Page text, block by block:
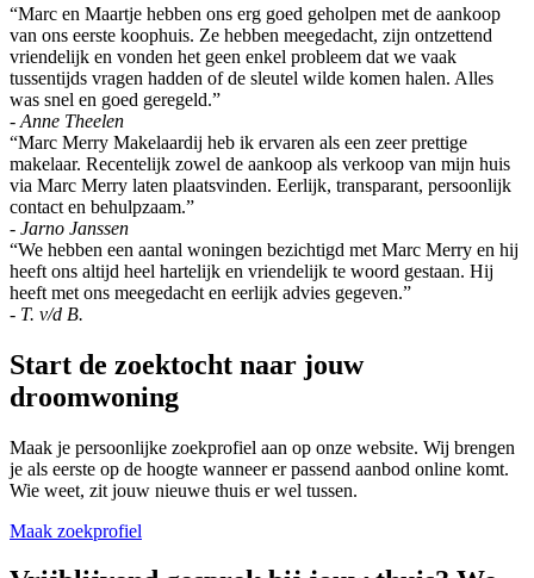
“Marc en Maartje hebben ons erg goed geholpen met de aankoop
van ons eerste koophuis. Ze hebben meegedacht, zijn ontzettend
vriendelijk en vonden het geen enkel probleem dat we vaak
tussentijds vragen hadden of de sleutel wilde komen halen. Alles
was snel en goed geregeld.”
- Anne Theelen
“Marc Merry Makelaardij heb ik ervaren als een zeer prettige
makelaar. Recentelijk zowel de aankoop als verkoop van mijn huis
via Marc Merry laten plaatsvinden. Eerlijk, transparant, persoonlijk
contact en behulpzaam.”
- Jarno Janssen
“We hebben een aantal woningen bezichtigd met Marc Merry en hij
heeft ons altijd heel hartelijk en vriendelijk te woord gestaan. Hij
heeft met ons meegedacht en eerlijk advies gegeven.”
- T. v/d B.
Start de zoektocht naar jouw
droomwoning
Maak je persoonlijke zoekprofiel aan op onze website. Wij brengen
je als eerste op de hoogte wanneer er passend aanbod online komt.
Wie weet, zit jouw nieuwe thuis er wel tussen.
Maak zoekprofiel